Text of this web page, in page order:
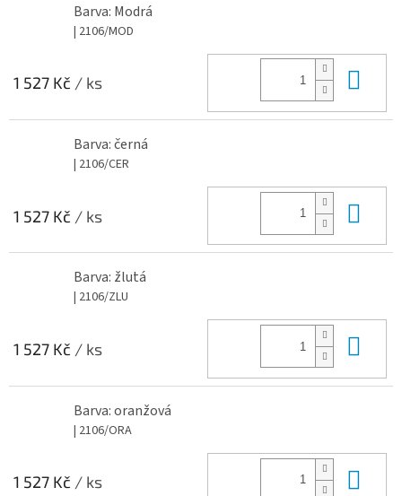
Barva: Modrá
| 2106/MOD
1 527 Kč / ks
Barva: černá
| 2106/CER
1 527 Kč / ks
Barva: žlutá
| 2106/ZLU
1 527 Kč / ks
Barva: oranžová
| 2106/ORA
1 527 Kč / ks